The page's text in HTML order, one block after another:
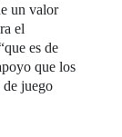
un valor
el
es de
que los
de juego